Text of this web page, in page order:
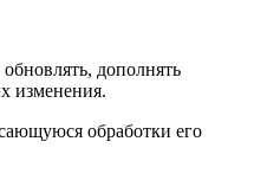
дополнять
изменения.
обработки его